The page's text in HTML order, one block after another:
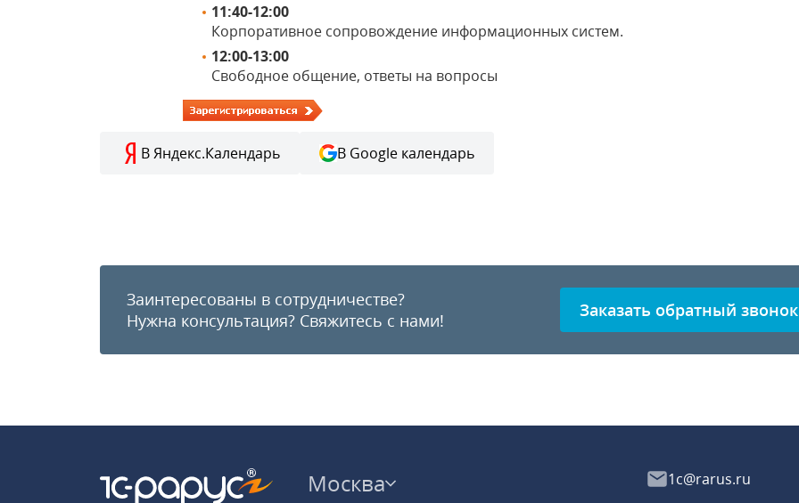
11:40-12:00
Корпоративное сопровождение информационных систем.
12:00-13:00
Свободное общение, ответы на вопросы
В Яндекс.Календарь В Google календарь
Заинтересованы в сотрудничестве?
Нужна консультация? Свяжитесь с нами! Заказать обратный звонок
Москва 1c@rarus.ru